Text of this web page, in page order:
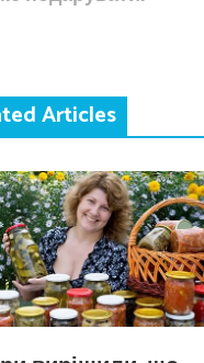
Articles